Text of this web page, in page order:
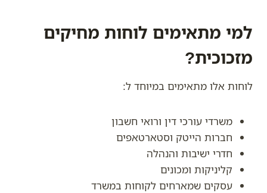
למי מתאימים לוחות מחיקים
מזכוכית?
לוחות אלו מתאימים במיוחד ל:
משרדי עורכי דין ורואי חשבון
חברות הייטק וסטארטאפים
חדרי ישיבות והנהלה
קליניקות ומכונים
עסקים שמארחים לקוחות במשרד